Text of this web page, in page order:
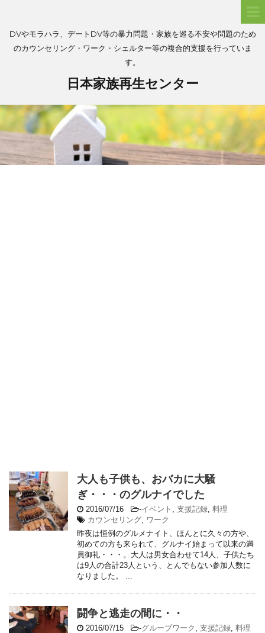
DVやモラハラ、デートDV等の暴力問題・家族を巡る不安や問題のため
のカウンセリング・ワーク・シェルター等の複合的支援を行っていま
す。
日本家族再生センター
大人も子供も、おバカに大騒
ぎ・・・のグルナイでした
2016/07/16 -イベント 支援記録 料理
カウンセリング ワーク
昨夜は恒例のグルメナイト、ほんとに久々の方や、
初めての方も来られて、グルナイ始まって以来の満
員御礼・・・。大人は男女合わせて14人、子供たち
は9人の合計23人という、とんでもない参加人数に
なりました。 ...
闘争と逃走の間に・・
2016/07/15 -グループワーク 支援記録 料理